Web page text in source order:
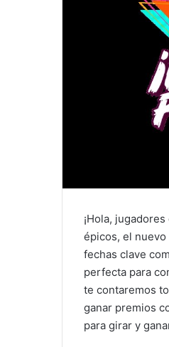
¡Hola,
épicos, el
fechas clave
perfecta para
te contaremos
ganar premios
para girar y